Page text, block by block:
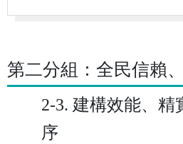
第二分組：全民信賴
2-3. 建構效能、精
序